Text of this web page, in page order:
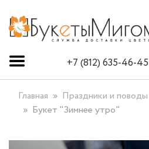
+7 (812) 635-46-45
Главная Праздники и поводы
Букет "Зимнее утро"